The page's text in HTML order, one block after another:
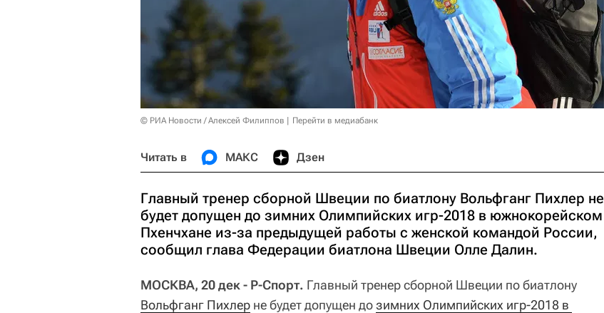
© РИА Новости / Алексей Филиппов Перейти в медиабанк
Читать в МАКС Дзен
Главный тренер сборной Швеции по биатлону Вольфганг Пихлер не
будет допущен до зимних Олимпийских игр-2018 в южнокорейском
Пхенчхане из-за предыдущей работы с женской командой России,
сообщил глава Федерации биатлона Швеции Олле Далин.
МОСКВА, 20 дек - Р-Спорт. Главный тренер сборной Швеции по биатлону
Вольфганг Пихлер не будет допущен дозимних Олимпийских игр-2018 в